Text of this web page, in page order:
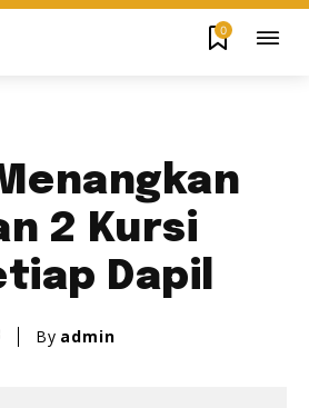
0
2 Kursi
Dapil
By admin